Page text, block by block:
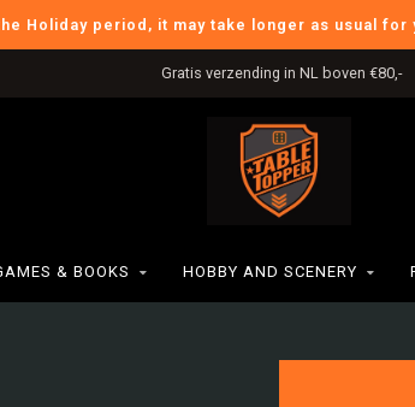
Holiday period, it may take longer as usual
Gratis verzending in NL boven €80,-
& BOOKS HOBBY AND SCENERY